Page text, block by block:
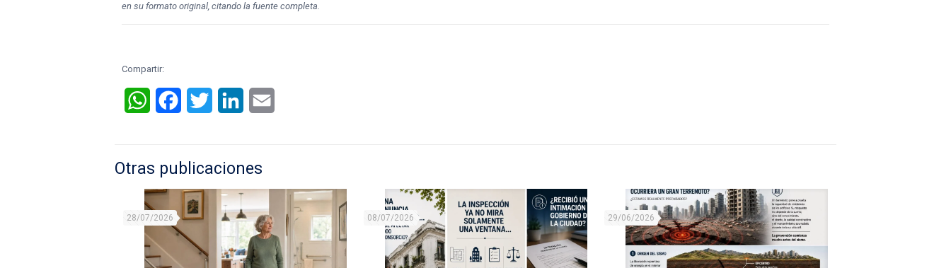
en su formato original, citando la fuente completa.
Compartir:
WhatsAppFacebookTwitter LinkedIn
Otras publicaciones
28/07/2026 08/07/2026 29/06/2026